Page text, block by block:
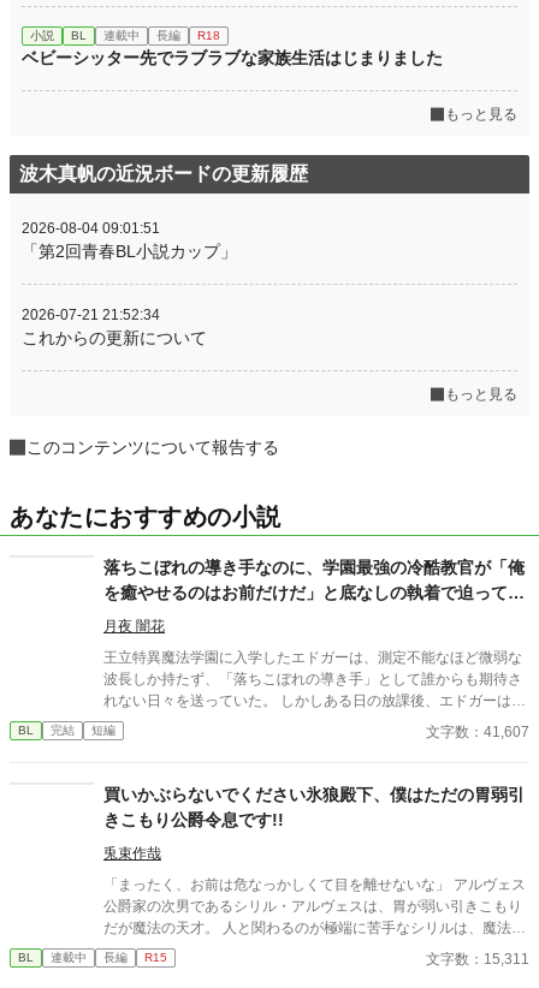
小説 BL 連載中 長編 R18
ベビーシッター先でラブラブな家族生活はじまりました
もっと見る
波木真帆の近況ボードの更新履歴
2026-08-04 09:01:51
「第2回青春BL小説カップ」
2026-07-21 21:52:34
これからの更新について
もっと見る
このコンテンツについて報告する
あなたにおすすめの小説
落ちこぼれの導き手なのに、学園最強の冷酷教官が「俺
を癒やせるのはお前だけだ」と底なしの執着で迫ってき
ます
月夜 闇花
王立特異魔法学園に入学したエドガーは、測定不能なほど微弱な
波長しか持たず、「落ちこぼれの導き手」として誰からも期待さ
れない日々を送っていた。 しかしある日の放課後、エドガーは学
園で最も恐れられる最強の戦闘魔術教官、レオン・ヴァレンタイ
ンの秘密を知ってしまう。 強大すぎる魔力ゆえに、五感が暴走す
底知れぬ静かな波長は、世界で唯一、彼の苦痛を完全に溶かすこ
とができるものだった。 「お前は、俺の専属の導き手になるん
だ」 痛みを癒やしたことで、冷酷なはずの最強教官から底なしの
執着と溺愛を向けられるようになり――！？ 孤独な二人の魂が共
鳴する、極上の救済と溺愛の学園ファンタジー。 ※センチネルバ
ースをベースにした独自設定（特異覚醒者×導き手）です。
BL 完結 短編 文字数：41,607
買いかぶらないでください氷狼殿下、僕はただの胃弱引
きこもり公爵令息です!!
兎束作哉
「まったく、お前は危なっかしくて目を離せないな」 アルヴェス
公爵家の次男であるシリル・アルヴェスは、胃が弱い引きこもり
だが魔法の天才。 人と関わるのが極端に苦手なシリルは、魔法事
業で儲けたお金で建てた温室でぬくぬくハッピー引きこもりライ
フを送っていた。 そんなある日、シリルは双子の姉が学園で何者
BL 連載中 長編 R15 文字数：15,311